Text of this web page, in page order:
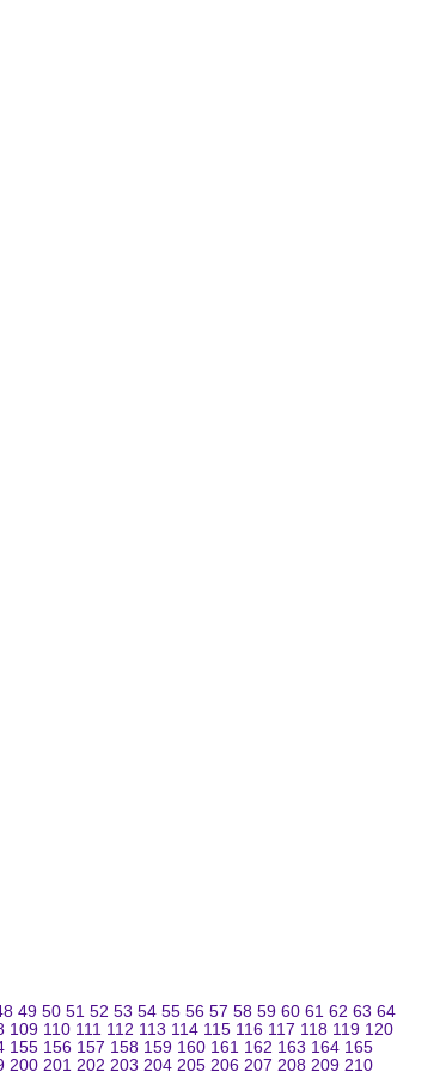
49 50 51 52 53 54 55 56 57 58 59 60 61 62 63 64
109 110 111 112 113 114 115 116 117 118 119 120
155 156 157 158 159 160 161 162 163 164 165
200 201 202 203 204 205 206 207 208 209 210